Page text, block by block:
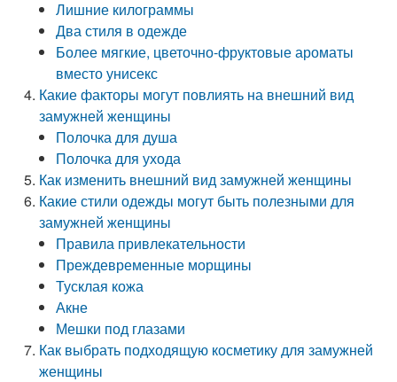
Лишние килограммы
Два стиля в одежде
Более мягкие, цветочно-фруктовые ароматы
вместо унисекс
Какие факторы могут повлиять на внешний вид
замужней женщины
Полочка для душа
Полочка для ухода
Как изменить внешний вид замужней женщины
Какие стили одежды могут быть полезными для
замужней женщины
Правила привлекательности
Преждевременные морщины
Тусклая кожа
Акне
Мешки под глазами
Как выбрать подходящую косметику для замужней
женщины